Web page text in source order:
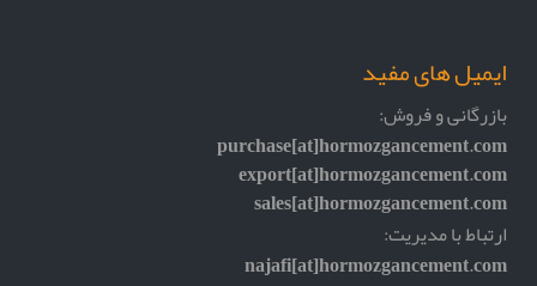
ایمیل های مفید
بازرگانی و فروش:
purchase[at]hormozgancement.com
export[at]hormozgancement.com
sales[at]hormozgancement.com
ارتباط با مدیریت:
najafi[at]hormozgancement.com